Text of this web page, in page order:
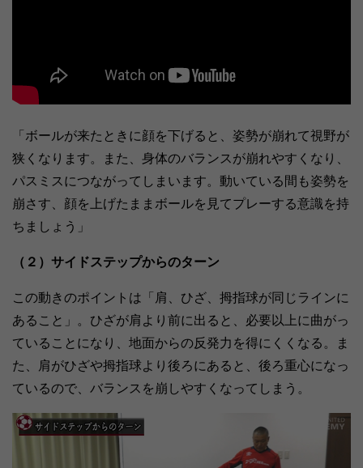
「ボールが来たときに顔を下げると、姿勢が崩れて視野が
狭くなります。また、身体のバランスが崩れやすくなり、
パスミスにつながってしまいます。動いている間も姿勢を
崩さす、顔を上げたままボールを見てプレーする意識を持
ちましょう」
（２）サイドステップからのターン
この動きのポイントは「肩、ひざ、拇指球が同じラインに
あること」。ひざが肩より前に出ると、必要以上に曲がっ
ていることになり、地面からの反発力を得にくくなる。ま
た、肩がひざや拇指球より後ろにあると、後ろ重心になっ
ているので、バランスを崩しやすくなってしまう。